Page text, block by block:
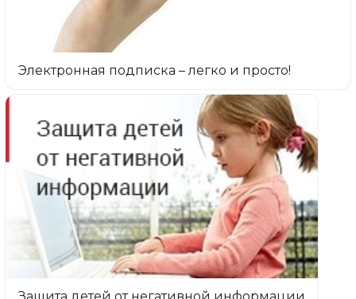
Электронная подписка – легко и просто!